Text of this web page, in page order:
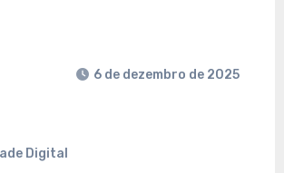
Digital
6 de dezembro de 2025